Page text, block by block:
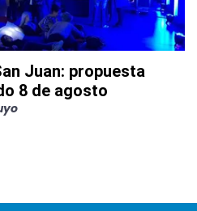
Juan: propuesta
8 de agosto